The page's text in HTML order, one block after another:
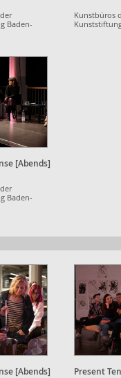
Baden-
Kunstbüros
[Abends]
Baden-
[Abends] Present